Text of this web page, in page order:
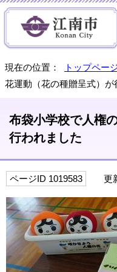
現在の位置： トップペー
花運動（花の種贈呈式）が
布袋小学校で人権
行われました
ページID 1019583 更